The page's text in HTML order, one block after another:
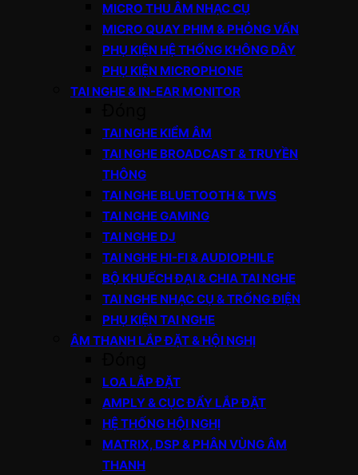
MICRO THU ÂM NHẠC CỤ
MICRO QUAY PHIM & PHỎNG VẤN
PHỤ KIỆN HỆ THỐNG KHÔNG DÂY
PHỤ KIỆN MICROPHONE
TAI NGHE & IN-EAR MONITOR
TAI NGHE KIỂM ÂM
TAI NGHE BROADCAST & TRUYỀN
THÔNG
TAI NGHE BLUETOOTH & TWS
TAI NGHE GAMING
TAI NGHE DJ
TAI NGHE HI-FI & AUDIOPHILE
BỘ KHUẾCH ĐẠI & CHIA TAI NGHE
TAI NGHE NHẠC CỤ & TRỐNG ĐIỆN
PHỤ KIỆN TAI NGHE
ÂM THANH LẮP ĐẶT & HỘI NGHỊ
LOA LẮP ĐẶT
AMPLY & CỤC ĐẨY LẮP ĐẶT
HỆ THỐNG HỘI NGHỊ
MATRIX, DSP & PHÂN VÙNG ÂM
THANH